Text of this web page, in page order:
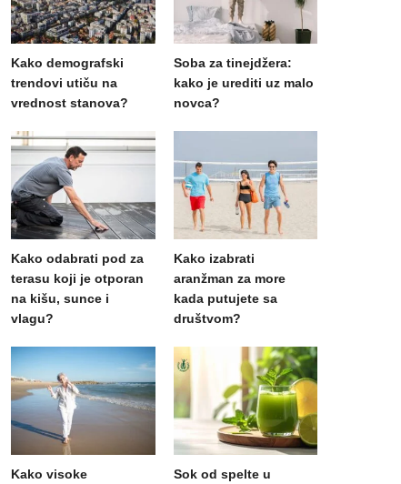
Kako demografski
trendovi utiču na
vrednost stanova?
Soba za tinejdžera:
kako je urediti uz malo
novca?
Kako odabrati pod za
terasu koji je otporan
na kišu, sunce i
vlagu?
Kako izabrati
aranžman za more
kada putujete sa
društvom?
Kako visoke
Sok od spelte u